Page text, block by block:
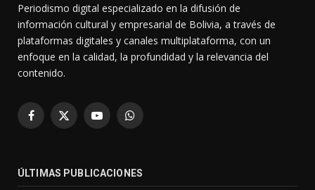
Periodismo digital especializado en la difusión de
información cultural y empresarial de Bolivia, a través de
plataformas digitales y canales multiplataforma, con un
enfoque en la calidad, la profundidad y la relevancia del
contenido.
Facebook
X
YouTubeWhatsApp
ÚLTIMAS PUBLICACIONES